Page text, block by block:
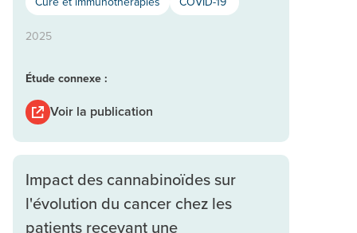
2025
Étude connexe :
Voir la publication
Impact des cannabinoïdes sur
l'évolution du cancer chez les
patients recevant une